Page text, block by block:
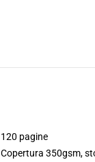
120 pagine
Copertura 350gsm,